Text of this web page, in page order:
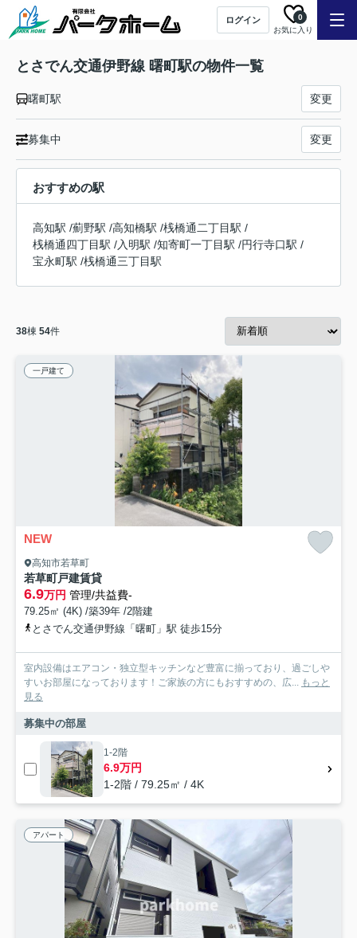
ログイン
お気に入り
0
とさでん交通伊野線 曙町駅の物件一覧
曙町駅 変更
募集中 変更
おすすめの駅
高知駅 /薊野駅 /高知橋駅 /桟橋通二丁目駅 /
桟橋通四丁目駅 /入明駅 /知寄町一丁目駅 /円行寺口駅 /
宝永町駅 /桟橋通三丁目駅
38棟 54件
一戸建て
NEW
高知市若草町
若草町戸建賃貸
6.9万円 管理/共益費-
79.25㎡ (4K) /築39年 /2階建
とさでん交通伊野線「曙町」駅 徒歩15分
室内設備はエアコン・独立型キッチンなど豊富に揃っており、過ごしや
すいお部屋になっております！ご家族の方にもおすすめの、広... もっと
見る
募集中の部屋
1-2階
6.9万円
1-2階 / 79.25㎡ / 4K
アパート